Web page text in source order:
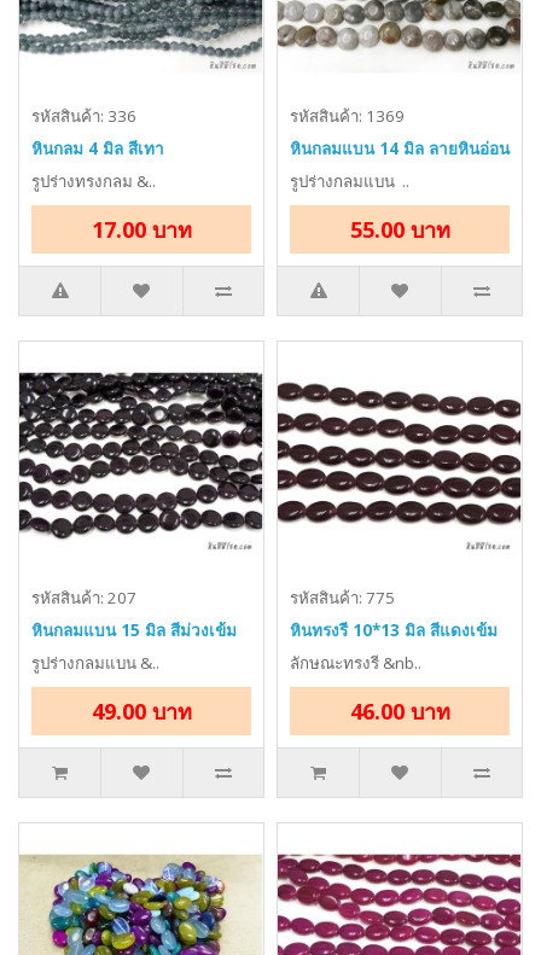
รหัสสินค้า: 336
หินกลม 4 มิล สีเทา
รูปร่างทรงกลม &..
17.00 บาท
รหัสสินค้า: 1369
หินกลมแบน 14 มิล ลายหินอ่อน
รูปร่างกลมแบน ..
55.00 บาท
รหัสสินค้า: 207
หินกลมแบน 15 มิล สีม่วงเข้ม
รูปร่างกลมแบน &..
49.00 บาท
รหัสสินค้า: 775
หินทรงรี 10*13 มิล สีแดงเข้ม
ลักษณะทรงรี &nb..
46.00 บาท